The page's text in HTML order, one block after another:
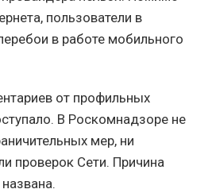
пользователи в
в работе мобильного
от профильных
В Роскомнадзоре не
мер, ни
проверок Сети. Причина